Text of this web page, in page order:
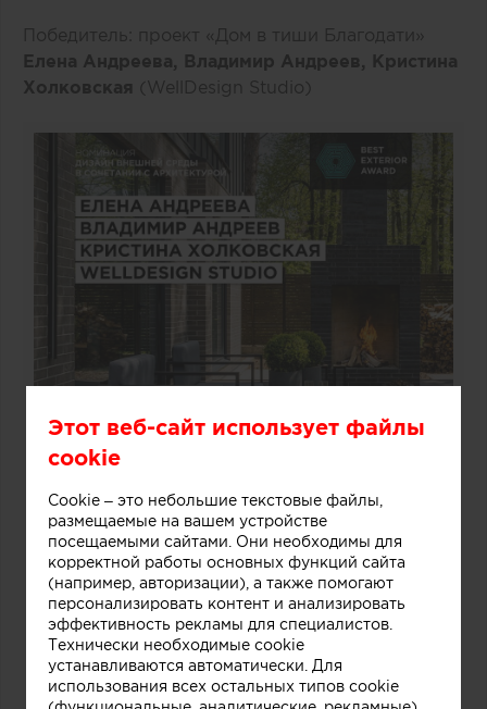
Победитель: проект «Дом в тиши Благодати»
Елена Андреева, Владимир Андреев, Кристина
Холковская (WellDesign Studio)
Этот веб-сайт использует файлы
cookie
Cookie – это небольшие текстовые файлы,
размещаемые на вашем устройстве
посещаемыми сайтами. Они необходимы для
корректной работы основных функций сайта
(например, авторизации), а также помогают
персонализировать контент и анализировать
эффективность рекламы для специалистов.
Технически необходимые cookie
устанавливаются автоматически. Для
использования всех остальных типов cookie